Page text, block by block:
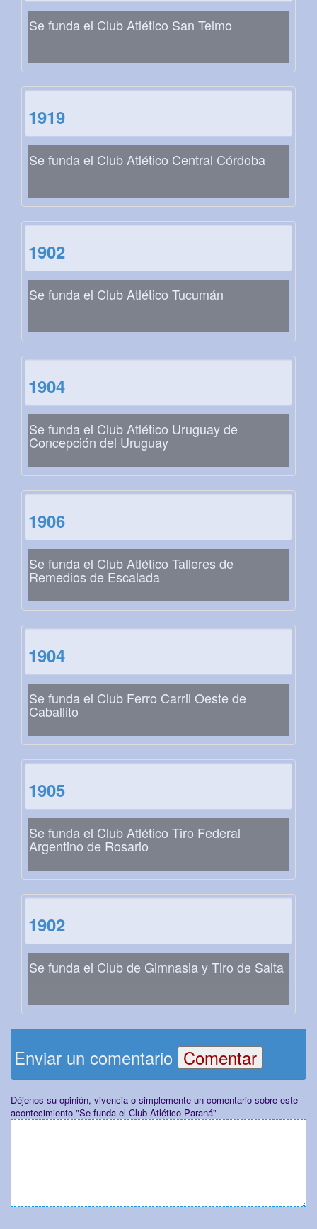
Se funda el Club Atlético San Telmo
1919
Se funda el Club Atlético Central Córdoba
1902
Se funda el Club Atlético Tucumán
1904
Se funda el Club Atlético Uruguay de
Concepción del Uruguay
1906
Se funda el Club Atlético Talleres de
Remedios de Escalada
1904
Se funda el Club Ferro Carril Oeste de
Caballito
1905
Se funda el Club Atlético Tiro Federal
Argentino de Rosario
1902
Se funda el Club de Gimnasia y Tiro de Salta
Enviar un comentario
Déjenos su opinión, vivencia o simplemente un comentario sobre este
acontecimiento "Se funda el Club Atlético Paraná"